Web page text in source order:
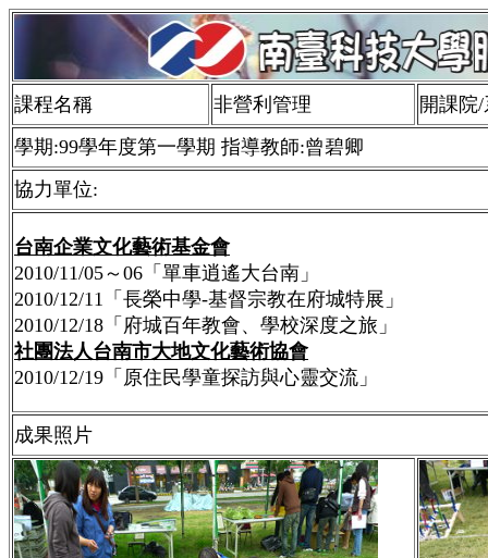
課程名稱 非營利管理
開課院
學期:99學年度第一學期 指導教師:曾碧卿
協力單位:
台南企業文化藝術基金會
2010/11/05～06「單車逍遙大台南」
2010/12/11「長榮中學-基督宗教在府城特展」
2010/12/18「府城百年教會、學校深度之旅」
社團法人台南市大地文化藝術協會
2010/12/19「原住民學童探訪與心靈交流」
成果照片